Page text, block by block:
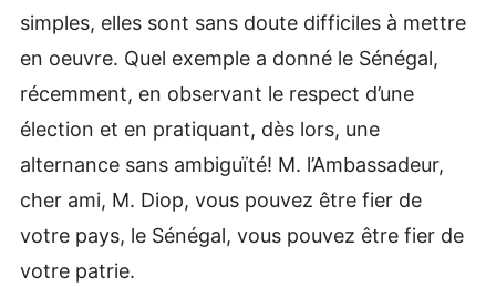
simples, elles sont sans doute difficiles à mettre
en oeuvre. Quel exemple a donné le Sénégal,
récemment, en observant le respect d’une
élection et en pratiquant, dès lors, une
alternance sans ambiguïté! M. l’Ambassadeur,
cher ami, M. Diop, vous pouvez être fier de
votre pays, le Sénégal, vous pouvez être fier de
votre patrie.